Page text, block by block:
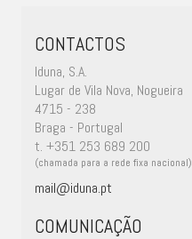
CONTACTOS
Iduna, S.A.
Lugar de Vila Nova, Nogueira
4715 - 238
Braga - Portugal
t. +351 253 689 200
(chamada para a rede fixa nacional)
mail@iduna.pt
COMUNICAÇÃO